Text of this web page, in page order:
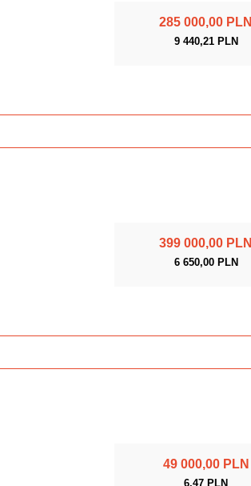
285 000,00 PLN
9 440,21 PLN
399 000,00 PLN
6 650,00 PLN
49 000,00 PLN
6,47 PLN